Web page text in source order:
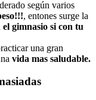
según varios
, entones surge la
gimnasio si con tu
una gran
vida mas saludable.